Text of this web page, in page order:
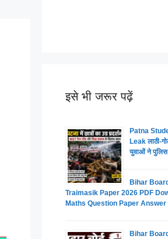
इसे भी जरूर पढ़ें
Patna
Leak लाठी-
युवाओं ने
Bihar
Traimasik Paper 2026 PDF
Maths Question Paper Answer
Bihar